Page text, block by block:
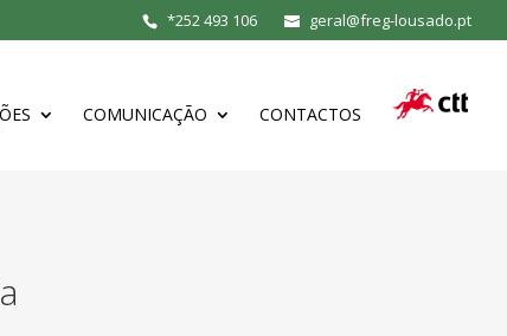
*252 493 106 geral@freg-lousado.pt
COMUNICAÇÃO CONTACTOS